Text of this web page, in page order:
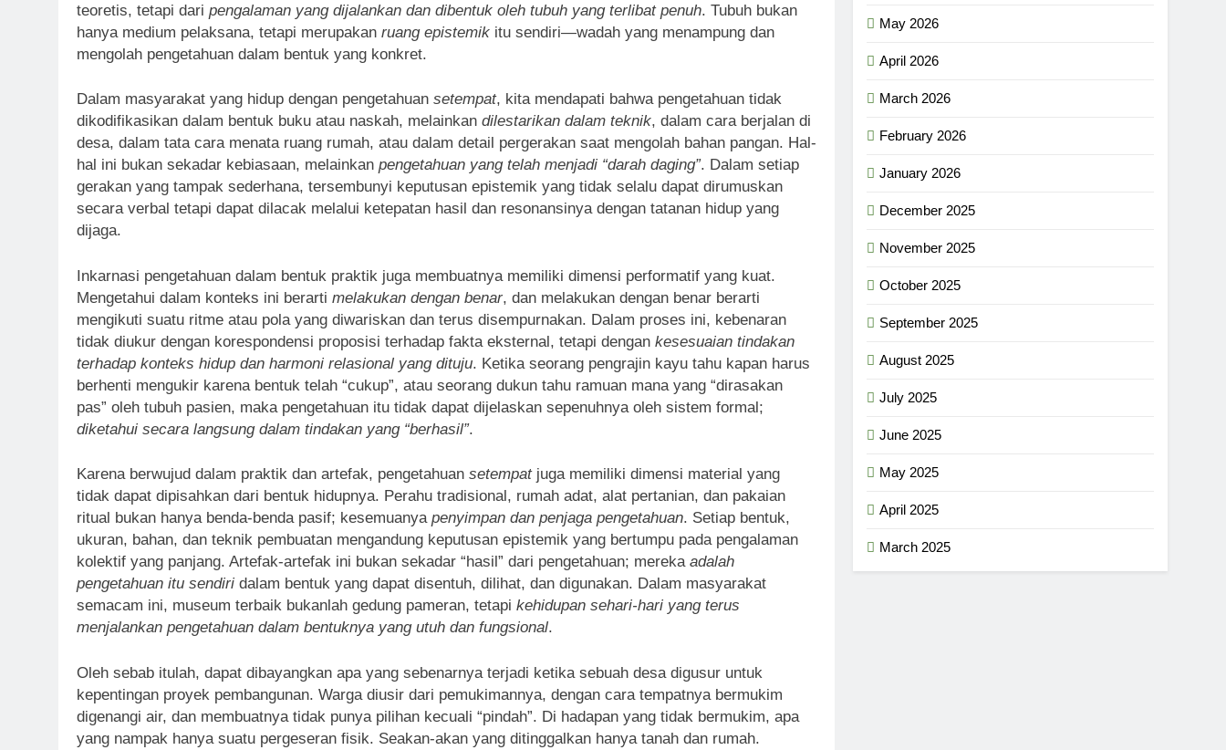
teoretis, tetapi dari pengalaman yang dijalankan dan dibentuk oleh tubuh yang terlibat penuh. Tubuh bukan
hanya medium pelaksana, tetapi merupakan ruang epistemik itu sendiri—wadah yang menampung dan
mengolah pengetahuan dalam bentuk yang konkret.
Dalam masyarakat yang hidup dengan pengetahuan setempat, kita mendapati bahwa pengetahuan tidak
dikodifikasikan dalam bentuk buku atau naskah, melainkan dilestarikan dalam teknik, dalam cara berjalan di
desa, dalam tata cara menata ruang rumah, atau dalam detail pergerakan saat mengolah bahan pangan. Hal-
hal ini bukan sekadar kebiasaan, melainkan pengetahuan yang telah menjadi “darah daging”. Dalam setiap
gerakan yang tampak sederhana, tersembunyi keputusan epistemik yang tidak selalu dapat dirumuskan
secara verbal tetapi dapat dilacak melalui ketepatan hasil dan resonansinya dengan tatanan hidup yang
dijaga.
Inkarnasi pengetahuan dalam bentuk praktik juga membuatnya memiliki dimensi performatif yang kuat.
Mengetahui dalam konteks ini berarti melakukan dengan benar, dan melakukan dengan benar berarti
mengikuti suatu ritme atau pola yang diwariskan dan terus disempurnakan. Dalam proses ini, kebenaran
tidak diukur dengan korespondensi proposisi terhadap fakta eksternal, tetapi dengan kesesuaian tindakan
terhadap konteks hidup dan harmoni relasional yang dituju. Ketika seorang pengrajin kayu tahu kapan harus
berhenti mengukir karena bentuk telah “cukup”, atau seorang dukun tahu ramuan mana yang “dirasakan
pas” oleh tubuh pasien, maka pengetahuan itu tidak dapat dijelaskan sepenuhnya oleh sistem formal;
diketahui secara langsung dalam tindakan yang “berhasil”.
Karena berwujud dalam praktik dan artefak, pengetahuan setempatjuga memiliki dimensi material yang
tidak dapat dipisahkan dari bentuk hidupnya. Perahu tradisional, rumah adat, alat pertanian, dan pakaian
ritual bukan hanya benda-benda pasif; kesemuanya penyimpan dan penjaga pengetahuan. Setiap bentuk,
ukuran, bahan, dan teknik pembuatan mengandung keputusan epistemik yang bertumpu pada pengalaman
kolektif yang panjang. Artefak-artefak ini bukan sekadar “hasil” dari pengetahuan; mereka adalah
pengetahuan itu sendiri dalam bentuk yang dapat disentuh, dilihat, dan digunakan. Dalam masyarakat
semacam ini, museum terbaik bukanlah gedung pameran, tetapi kehidupan sehari-hari yang terus
menjalankan pengetahuan dalam bentuknya yang utuh dan fungsional.
Oleh sebab itulah, dapat dibayangkan apa yang sebenarnya terjadi ketika sebuah desa digusur untuk
kepentingan proyek pembangunan. Warga diusir dari pemukimannya, dengan cara tempatnya bermukim
digenangi air, dan membuatnya tidak punya pilihan kecuali “pindah”. Di hadapan yang tidak bermukim, apa
yang nampak hanya suatu pergeseran fisik. Seakan-akan yang ditinggalkan hanya tanah dan rumah.
May 2026
April 2026
March 2026
February 2026
January 2026
December 2025
November 2025
October 2025
September 2025
August 2025
July 2025
June 2025
May 2025
April 2025
March 2025